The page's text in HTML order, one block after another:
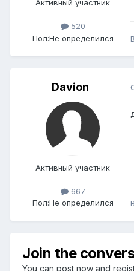
Активный участник
520
Пол:Не определился
Davion
Активный участник
667
Пол:Не определился
Join the
You can post now and